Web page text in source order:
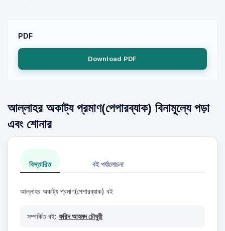
PDF
Download PDF
আল্লাহর অকাট্য প্রমাণ(পেপারব্যাক) বিনামূল্যে পড়া
এবং শোনার
বিস্তারিত বই পর্যালোচনা
আল্লাহর অকাট্য প্রমাণ(পেপারব্যাক) বই
সম্পর্কিত বই: ফরিদ আহমদ চৌধুরী